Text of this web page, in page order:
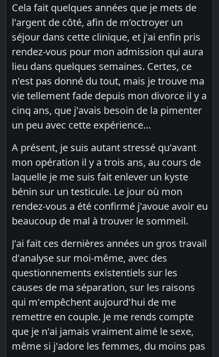
Cela fait quelques années que je mets de
l'argent de côté, afin de m’octroyer un
séjour dans cette clinique, et j'ai enfin pris
rendez-vous pour mon admission qui aura
lieu dans quelques semaines. Certes, ce
n'est pas donné du tout, mais je trouve ma
vie tellement fade depuis mon divorce il y a
cinq ans, que j'avais besoin de la pimenter
un peu avec cette expérience…
A présent, je suis autant stressé qu'avant
mon opération il y a trois ans, au cours de
laquelle je me suis fait enlever un kyste
bénin sur un testicule. Le jour où mon
rendez-vous a été confirmé j'avoue avoir eu
beaucoup de mal à trouver le sommeil.
J'ai fait ces dernières années un gros travail
d'analyse sur moi-même, avec des
questionnements existentiels sur les
causes de ma séparation, sur les raisons
qui m'empêchent aujourd'hui de me
remettre en couple. Je me rends compte
que je n'ai jamais vraiment aimé le sexe,
même si j'adore les femmes, du moins pas